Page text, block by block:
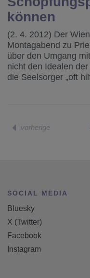
können
(2. 4. 2012) Der
Montagabend zu
über den Umgang
nicht den Idealen
die Seelsorger „oft
SOCIAL MEDIA
Bluesky
X (Twitter)
Facebook
Instagram